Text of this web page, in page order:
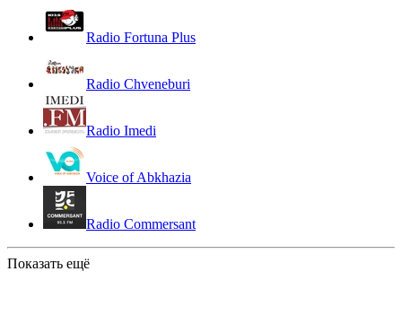
Radio Fortuna Plus
Radio Chveneburi
Radio Imedi
Voice of Abkhazia
Radio Commersant
Показать ещё